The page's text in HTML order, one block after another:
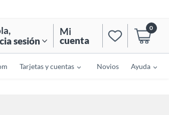
,
sesión
Mi
cuenta
0
Tarjetas y cuentas Novios Ayuda